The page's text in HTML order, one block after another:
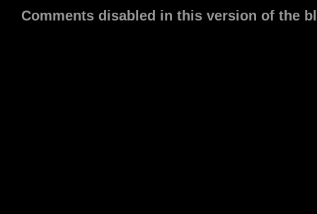
Comments disabled in this version of the